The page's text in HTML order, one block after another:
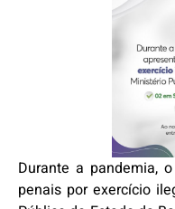
Durante a pandemia,
penais por exercício